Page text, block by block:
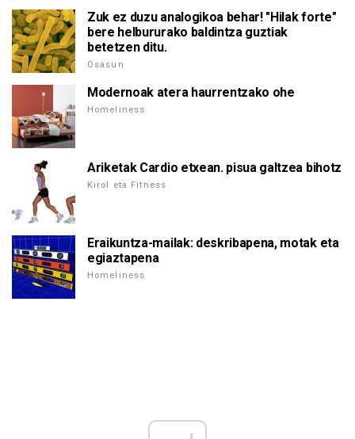
Zuk ez duzu analogikoa behar! "Hilak forte"
bere helbururako baldintza guztiak
betetzen ditu.
Osasun
Modernoak atera haurrentzako ohe
Homeliness
Ariketak Cardio etxean. pisua galtzea bihotz
Kirol eta Fitness
Eraikuntza-mailak: deskribapena, motak eta
egiaztapena
Homeliness